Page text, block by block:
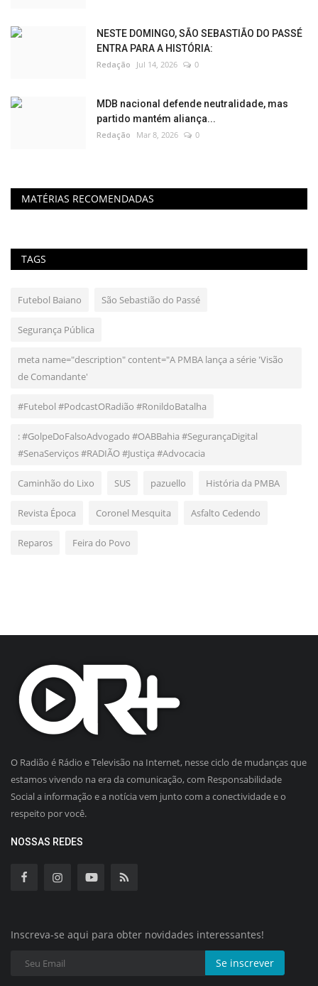
NESTE DOMINGO, SÃO SEBASTIÃO DO PASSÉ
ENTRA PARA A HISTÓRIA:
Redação Jul 14, 2026 0
MDB nacional defende neutralidade, mas
partido mantém aliança...
Redação Mar 8, 2026 0
MATÉRIAS RECOMENDADAS
TAGS
Futebol Baiano São Sebastião do Passé
Segurança Pública
meta name="description" content="A PMBA lança a série 'Visão
de Comandante'
#Futebol #PodcastORadião #RonildoBatalha
: #GolpeDoFalsoAdvogado #OABBahia #SegurançaDigital
#SenaServiços #RADIÃO #Justiça #Advocacia
Caminhão do Lixo SUS pazuello História da PMBA
Revista Época Coronel Mesquita Asfalto Cedendo
Reparos Feira do Povo
O Radião é Rádio e Televisão na Internet, nesse ciclo de mudanças que
estamos vivendo na era da comunicação, com Responsabilidade
Social a informação e a notícia vem junto com a conectividade e o
respeito por você.
NOSSAS REDES
Inscreva-se aqui para obter novidades interessantes!
Se inscrever